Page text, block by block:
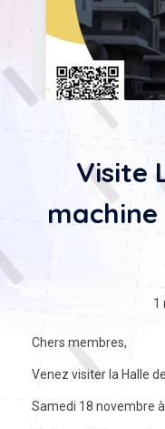
Visite
machine
1
Chers membres,
Venez visiter la Halle
Samedi 18 novembre à